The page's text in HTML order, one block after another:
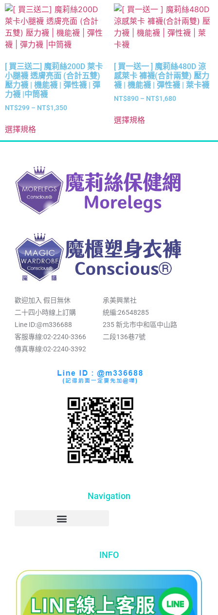
[ 買三送二] 魔莉絲200D 萊卡
小腿襪 透膚亮面 (合計五雙)
壓力襪 | 機能襪 | 彈性襪 | 彈
力襪 |中筒襪
NT$299 – NT$1,350
選擇規格
[ 買一送一 ] 魔莉絲480D 涼
感萊卡 褲襪(合計兩雙) 壓力
襪 | 機能襪 | 彈性襪 | 萊卡襪
NT$890 – NT$1,680
選擇規格
歡迎加入 假日無休
二十四小時線上訂購
Line ID:@m336688
客服專線:02-2240-3366
傳真專線:02-2240-3392
承美興業社
統編:26548285
235 新北市中和區中山路
二段136巷7號
Navigation
INFO